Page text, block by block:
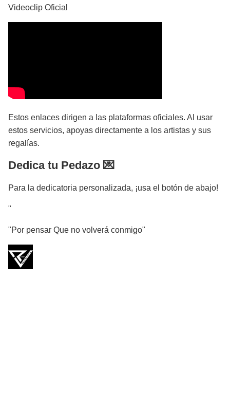
Videoclip Oficial
Estos enlaces dirigen a las plataformas oficiales. Al usar
estos servicios, apoyas directamente a los artistas y sus
regalías.
Dedica tu Pedazo 💌
Para la dedicatoria personalizada, ¡usa el botón de abajo!
"
"Por pensar Que no volverá conmigo"